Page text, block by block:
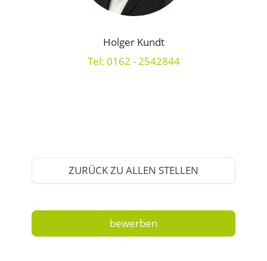
Holger Kundt
Tel: 0162 - 2542844
ZURÜCK ZU ALLEN STELLEN
bewerben